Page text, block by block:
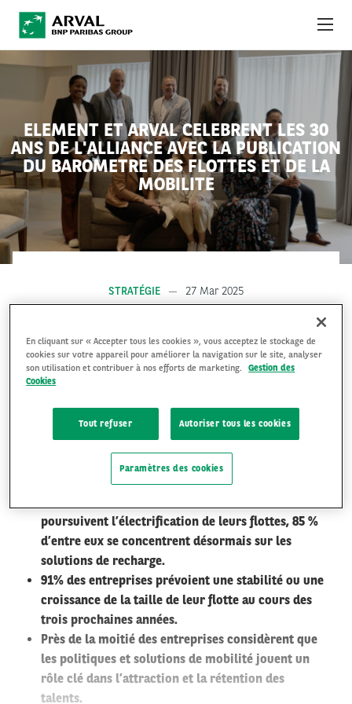
Aller au contenu principal
ELEMENT ET ARVAL CELEBRENT LES 30
ANS DE L'ALLIANCE AVEC LA PUBLICATION
DU BAROMETRE DES FLOTTES ET DE LA
MOBILITE
STRATÉGIE 27 Mar 2025
poursuivent l’électrification de leurs flottes, 85 %
d’entre eux se concentrent désormais sur les
solutions de recharge.
91% des entreprises prévoient une stabilité ou une
croissance de la taille de leur flotte au cours des
trois prochaines années.
Près de la moitié des entreprises considèrent que
les politiques et solutions de mobilité jouent un
rôle clé dans l’attraction et la rétention des
talents.
À PROPOS
ACTUALITÉS
DÉVELOPPEMENT DURABLE
DEBT INVESTORS
CAREERS
En cliquant sur « Accepter tous les cookies », vous acceptez le stockage de
cookies sur votre appareil pour améliorer la navigation sur le site, analyser
son utilisation et contribuer à nos efforts de marketing.
Gestion des
Cookies
Tout refuser Autoriser tous les cookies
Paramètres des cookies